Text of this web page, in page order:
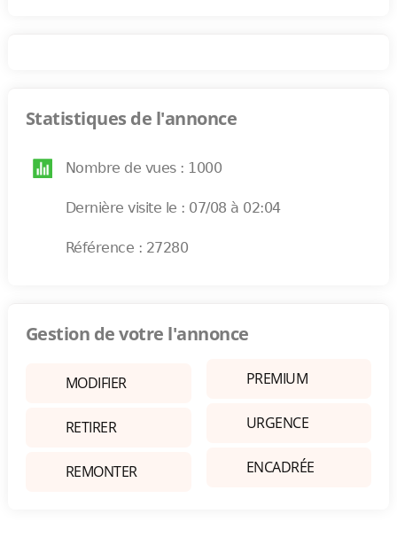
Statistiques de l'annonce
Nombre de vues : 1000
Dernière visite le : 07/08 à 02:04
Référence : 27280
Gestion de votre l'annonce
MODIFIER
RETIRER
REMONTER
PREMIUM
URGENCE
ENCADRÉE